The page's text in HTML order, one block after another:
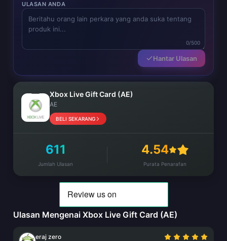
ULASAN ANDA
0/500
Hantar Ulasan
Xbox Live Gift Card (AE)
AE
BELI SEKARANG
611
Jumlah Ulasan
4.54
Purata Penarafan
Ulasan Mengenai Xbox Live Gift Card (AE)
eraj zero